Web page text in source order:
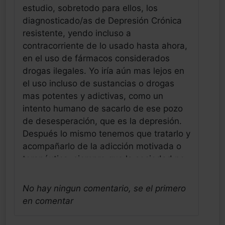
estudio, sobretodo para ellos, los
diagnosticado/as de Depresión Crónica
resistente, yendo incluso a
contracorriente de lo usado hasta ahora,
en el uso de fármacos considerados
drogas ilegales. Yo iría aún mas lejos en
el uso incluso de sustancias o drogas
mas potentes y adictivas, como un
intento humano de sacarlo de ese pozo
de desesperación, que es la depresión.
Después lo mismo tenemos que tratarlo y
acompañarlo de la adicción motivada o
terapéutica, siempre que la sociedad no
hacerlo sufrir mas, aunque es difícil, que
la propia depresión. Las adicciones
No hay ningun comentario, se el primero
en comentar